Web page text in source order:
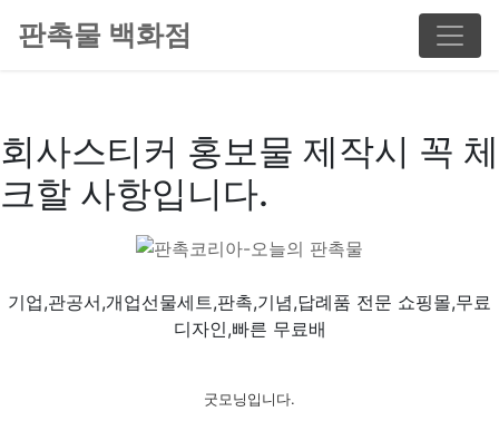
판촉물 백화점
회사스티커 홍보물 제작시 꼭 체
크할 사항입니다.
기업,관공서,개업선물세트,판촉,기념,답례품 전문 쇼핑몰,무료
디자인,빠른 무료배
굿모닝입니다.